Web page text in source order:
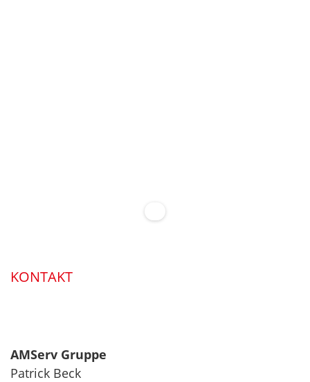
KONTAKT
AMServ Gruppe
Patrick Beck